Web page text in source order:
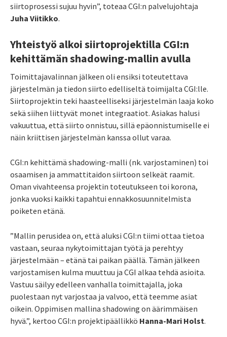
siirtoprosessi sujuu hyvin”, toteaa CGI:n palvelujohtaja
Juha Viitikko.
Yhteistyö alkoi siirtoprojektilla CGI:n
kehittämän shadowing-mallin avulla
Toimittajavalinnan jälkeen oli ensiksi toteutettava
järjestelmän ja tiedon siirto edelliseltä toimijalta CGI:lle.
Siirtoprojektin teki haasteelliseksi järjestelmän laaja koko
sekä siihen liittyvät monet integraatiot. Asiakas halusi
vakuuttua, että siirto onnistuu, sillä epäonnistumiselle ei
näin kriittisen järjestelmän kanssa ollut varaa.
CGI:n kehittämä shadowing-malli (nk. varjostaminen) toi
osaamisen ja ammattitaidon siirtoon selkeät raamit.
Oman vivahteensa projektin toteutukseen toi korona,
jonka vuoksi kaikki tapahtui ennakkosuunnitelmista
poiketen etänä.
”Mallin perusidea on, että aluksi CGI:n tiimi ottaa tietoa
vastaan, seuraa nykytoimittajan työtä ja perehtyy
järjestelmään – etänä tai paikan päällä. Tämän jälkeen
varjostamisen kulma muuttuu ja CGI alkaa tehdä asioita.
Vastuu säilyy edelleen vanhalla toimittajalla, joka
puolestaan nyt varjostaa ja valvoo, että teemme asiat
oikein. Oppimisen mallina shadowing on äärimmäisen
hyvä.”, kertoo CGI:n projektipäällikkö Hanna-Mari Holst.